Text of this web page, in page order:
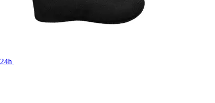
24h